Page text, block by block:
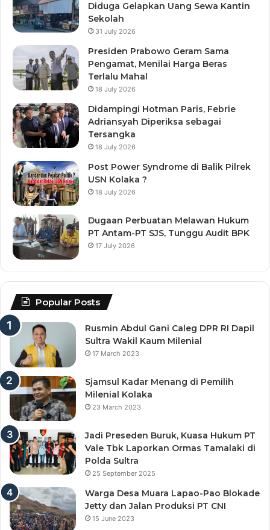
Diduga Gelapkan Uang Sewa Kantin
Sekolah
31 July 2026
Presiden Prabowo Geram Sama
Pengamat, Menilai Harga Beras
Terlalu Mahal
18 July 2026
Didampingi Hotman Paris, Febrie
Adriansyah Diperiksa sebagai
Tersangka
18 July 2026
Post Power Syndrome di Balik Pilrek
USN Kolaka ?
18 July 2026
Dugaan Perbuatan Melawan Hukum
PT Antam-PT SJS, Tunggu Audit BPK
17 July 2026
Popular Posts
Rusmin Abdul Gani Caleg DPR RI Dapil
Sultra Wakil Kaum Milenial
17 March 2023
Sjamsul Kadar Menang di Pemilih
Milenial Kolaka
23 March 2023
Jadi Preseden Buruk, Kuasa Hukum PT
Vale Tbk Laporkan Ormas Tamalaki di
Polda Sultra
25 September 2025
Warga Desa Muara Lapao-Pao Blokade
Jetty dan Jalan Produksi PT CNI
15 June 2023